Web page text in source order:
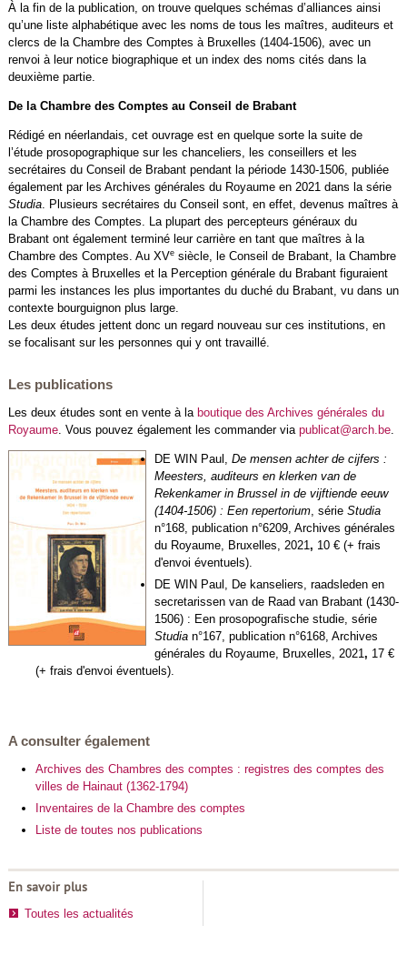
À la fin de la publication, on trouve quelques schémas d’alliances ainsi
qu’une liste alphabétique avec les noms de tous les maîtres, auditeurs et
clercs de la Chambre des Comptes à Bruxelles (1404-1506), avec un
renvoi à leur notice biographique et un index des noms cités dans la
deuxième partie.
De la Chambre des Comptes au Conseil de Brabant
Rédigé en néerlandais, cet ouvrage est en quelque sorte la suite de
l’étude prosopographique sur les chanceliers, les conseillers et les
secrétaires du Conseil de Brabant pendant la période 1430-1506, publiée
également par les Archives générales du Royaume en 2021 dans la série
Studia. Plusieurs secrétaires du Conseil sont, en effet, devenus maîtres à
la Chambre des Comptes. La plupart des percepteurs généraux du
Brabant ont également terminé leur carrière en tant que maîtres à la
Chambre des Comptes. Au XVesiècle, le Conseil de Brabant, la Chambre
des Comptes à Bruxelles et la Perception générale du Brabant figuraient
parmi les instances les plus importantes du duché du Brabant, vu dans un
contexte bourguignon plus large.
Les deux études jettent donc un regard nouveau sur ces institutions, en
se focalisant sur les personnes qui y ont travaillé.
Les publications
Les deux études sont en vente à la boutique des Archives générales du
Royaume. Vous pouvez également les commander via publicat@arch.be.
DE WIN Paul, De mensen achter de cijfers :
Meesters, auditeurs en klerken van de
Rekenkamer in Brussel in de vijftiende eeuw
(1404-1506) : Een repertorium, série Studia
n°168, publication n°6209, Archives générales
du Royaume, Bruxelles, 2021, 10 € (+ frais
d'envoi éventuels).
DE WIN Paul, De kanseliers, raadsleden en
secretarissen van de Raad van Brabant (1430-
1506) : Een prosopografische studie, série
Studia n°167, publication n°6168, Archives
générales du Royaume, Bruxelles, 2021, 17 €
(+ frais d'envoi éventuels).
A consulter également
Archives des Chambres des comptes : registres des comptes des
villes de Hainaut (1362-1794)
Inventaires de la Chambre des comptes
Liste de toutes nos publications
En savoir plus
Toutes les actualités